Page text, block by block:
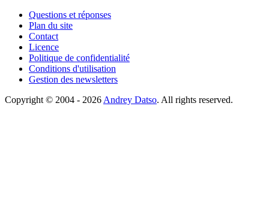
Questions et réponses
Plan du site
Contact
Licence
Politique de confidentialité
Conditions d'utilisation
Gestion des newsletters
Copyright © 2004 - 2026 Andrey Datso. All rights reserved.